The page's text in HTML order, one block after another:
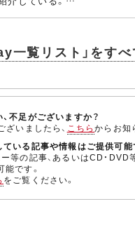
一覧リスト」をす
不足がございますか？
ざいましたら、 こちらからお知
いる記事や情報はご提供可能
等の記事、あるいはCD・DVD
です。
をご覧ください。